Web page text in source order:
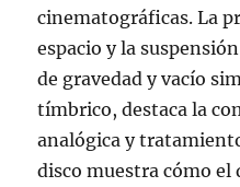
cinematográficas. La
espacio y la
de gravedad y vacío
tímbrico, destaca la
analógica y
disco muestra cómo